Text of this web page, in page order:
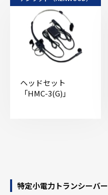
ヘッドセット
「HMC-3(G)」
特定小電力トランシーバー